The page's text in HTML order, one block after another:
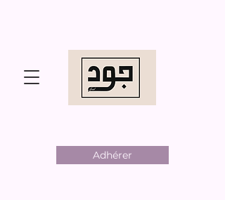
Adhérer